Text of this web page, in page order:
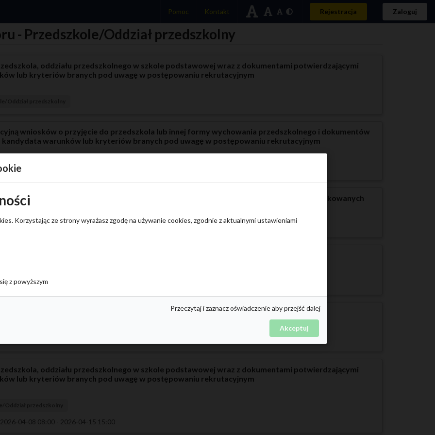
Pomoc Kontakt Rejestracja Zaloguj
- Przedszkole/Oddział przedszkolny
oddziału przedszkolnego w szkole podstawowej wraz z dokumentami potwierdzającymi
lub kryteriów branych pod uwagę w postępowaniu rekrutacyjnym
wniosków o przyjęcie do przedszkola lub innej formy wychowania przedszkolnego i dokumentów
kandydata warunków lub kryteriów branych pod uwagę w postępowaniu rekrutacyjnym
Oddział przedszkolny
komisję rekrutacyjną listy kandydatów zakwalifikowanych i kandydatów niezakwalifikowanych
Oddział przedszkolny
woli przyjęcia w postaci pisemnego oświadczenia
Oddział przedszkolny
komisję rekrutacyjną listy kandydatów przyjętych i kandydatów nieprzyjętych
oddziału przedszkolnego w szkole podstawowej wraz z dokumentami potwierdzającymi
lub kryteriów branych pod uwagę w postępowaniu rekrutacyjnym
04-08 08:00 - 2026-04-15 15:00
Korzystając ze strony wyrażasz zgodę na używanie cookies, zgodnie z aktualnymi ustawieniami
z powyższym
Przeczytaj i zaznacz oświadczenie aby przejść dalej
Akceptuj